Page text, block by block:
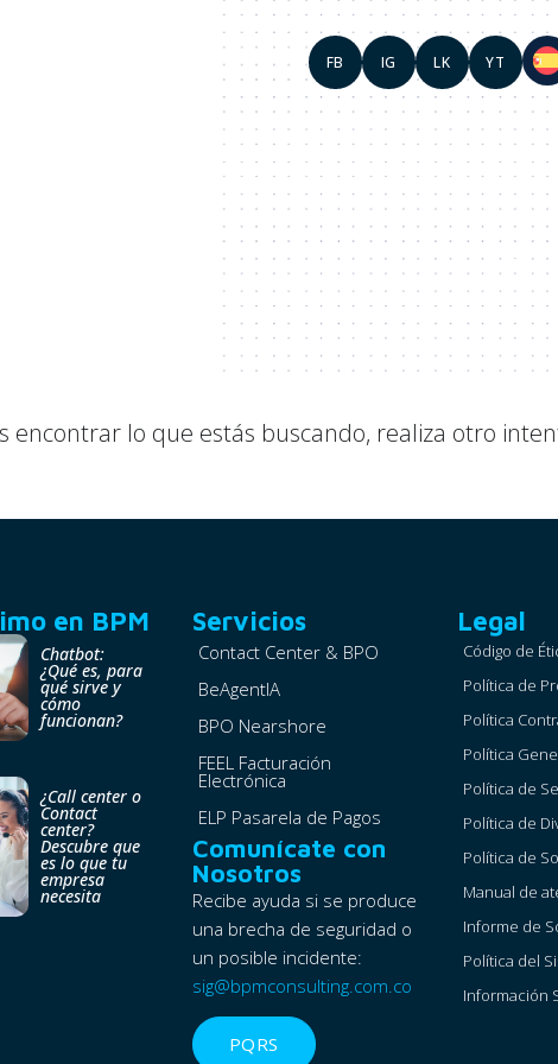
FB IG LK YT
encontrar lo que estás buscando, realiza otro
en BPM
Chatbot:
¿Qué es, para
qué sirve y
cómo
funcionan?
¿Call center o
Contact
center?
Descubre que
es lo que tu
empresa
necesita
Servicios
Contact Center & BPO
BeAgentIA
BPO Nearshore
FEEL Facturación
Electrónica
ELP Pasarela de Pagos
Comunícate con
Nosotros
Recibe ayuda si se produce
una brecha de seguridad o
un posible incidente:
sig@bpmconsulting.com.co
PQRS
Legal
Código de
Política de
Política
Política
Política de
Política de
Política de
Manual de
Informe de
Política del
Información